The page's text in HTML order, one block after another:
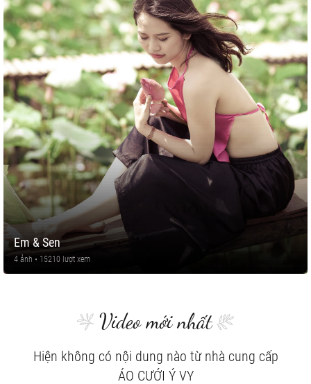
Em & Sen
4 ảnh • 15210 lượt xem
Video mới nhất
Hiện không có nội dung nào từ nhà cung cấp
ÁO CƯỚI Ý VY